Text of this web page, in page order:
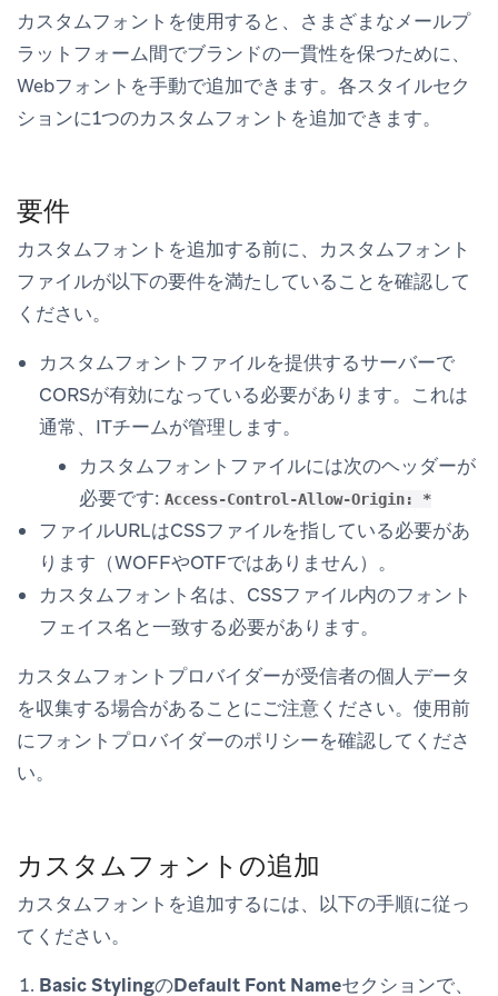
カスタムフォントを使用すると、さまざまなメールプ
ラットフォーム間でブランドの一貫性を保つために、
Webフォントを手動で追加できます。各スタイルセク
ションに1つのカスタムフォントを追加できます。
要件
カスタムフォントを追加する前に、カスタムフォント
ファイルが以下の要件を満たしていることを確認して
ください。
カスタムフォントファイルを提供するサーバーで
CORSが有効になっている必要があります。これは
通常、ITチームが管理します。
カスタムフォントファイルには次のヘッダーが
必要です: Access-Control-Allow-Origin: *
ファイルURLはCSSファイルを指している必要があ
ります（WOFFやOTFではありません）。
カスタムフォント名は、CSSファイル内のフォント
フェイス名と一致する必要があります。
カスタムフォントプロバイダーが受信者の個人データ
を収集する場合があることにご注意ください。使用前
にフォントプロバイダーのポリシーを確認してくださ
い。
カスタムフォントの追加
カスタムフォントを追加するには、以下の手順に従っ
てください。
Basic StylingのDefault Font Nameセクションで、